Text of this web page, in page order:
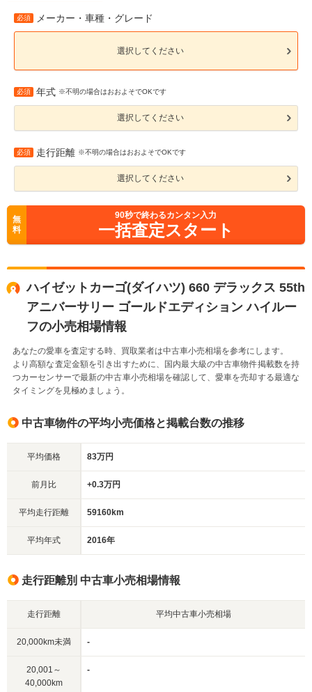
必須 メーカー・車種・グレード
選択してください
必須 年式 ※不明の場合はおおよそでOKです
選択してください
必須 走行距離 ※不明の場合はおおよそでOKです
選択してください
無
料
90秒で終わるカンタン入力
一括査定スタート
ハイゼットカーゴ(ダイハツ) 660 デラックス 55th
アニバーサリー ゴールドエディション ハイルー
フの小売相場情報
あなたの愛車を査定する時、買取業者は中古車小売相場を参考にします。
より高額な査定金額を引き出すために、国内最大級の中古車物件掲載数を持
つカーセンサーで最新の中古車小売相場を確認して、愛車を売却する最適な
タイミングを見極めましょう。
中古車物件の平均小売価格と掲載台数の推移
平均価格 83万円
前月比 +0.3万円
平均走行距離 59160km
平均年式 2016年
走行距離別 中古車小売相場情報
走行距離 平均中古車小売相場
20,000km未満 -
20,001～
40,000km
-